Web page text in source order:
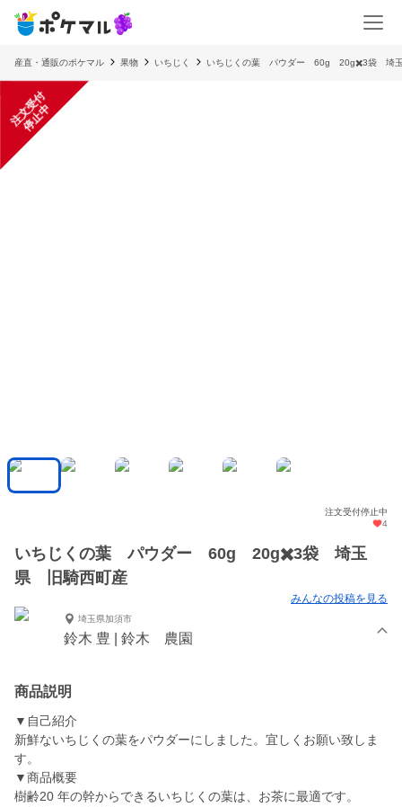
産直・通販のポケマル 果物 いちじく いちじくの葉 パウダー 60g 20g✖️3袋 埼
注
文
受
付
停
止
中
注文受付停止中
4
いちじくの葉 パウダー 60g 20g✖️3袋 埼玉
県 旧騎西町産
みんなの投稿を見る
埼玉県加須市
鈴木 豊 | 鈴木 農園
商品説明
▼自己紹介
新鮮ないちじくの葉をパウダーにしました。宜しくお願い致しま
す。
▼商品概要
樹齢20 年の幹からできるいちじくの葉は、お茶に最適です。